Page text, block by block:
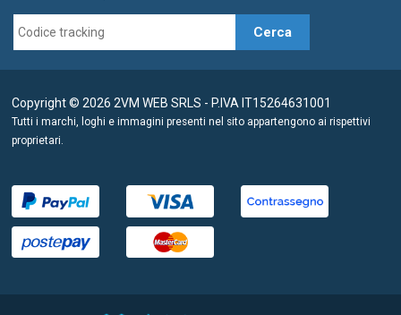
Cerca
Copyright © 2026 2VM WEB SRLS - P.IVA IT15264631001
Tutti i marchi, loghi e immagini presenti nel sito appartengono ai rispettivi
proprietari.